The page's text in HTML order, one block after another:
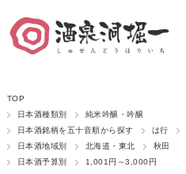
TOP
日本酒種類別
純米吟醸・吟醸
日本酒銘柄を五十音順から探す
は行
日本酒地域別
北海道・東北
秋田
日本酒予算別
1,001円～3,000円